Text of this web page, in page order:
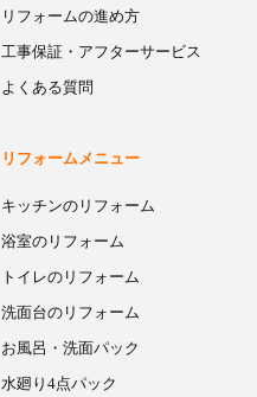
リフォームの進め方
工事保証・アフターサービス
よくある質問
リフォームメニュー
キッチンのリフォーム
浴室のリフォーム
トイレのリフォーム
洗面台のリフォーム
お風呂・洗面パック
水廻り4点パック